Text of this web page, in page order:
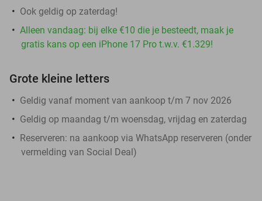
Ook geldig op zaterdag!
Alleen vandaag: bij elke €10 die je besteedt, maak je
gratis kans op een iPhone 17 Pro t.w.v. €1.329!
Grote kleine letters
Geldig vanaf moment van aankoop t/m 7 nov 2026
Geldig op maandag t/m woensdag, vrijdag en zaterdag
Reserveren: na aankoop via WhatsApp reserveren (onder
vermelding van Social Deal)